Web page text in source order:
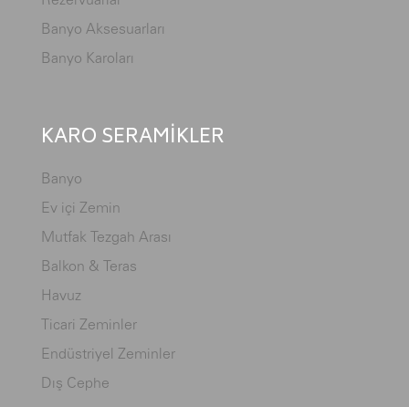
Banyo Aksesuarları
Banyo Karoları
KARO SERAMİKLER
Banyo
Ev içi Zemin
Mutfak Tezgah Arası
Balkon & Teras
Havuz
Ticari Zeminler
Endüstriyel Zeminler
Dış Cephe